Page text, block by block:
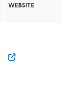
WEBSITE